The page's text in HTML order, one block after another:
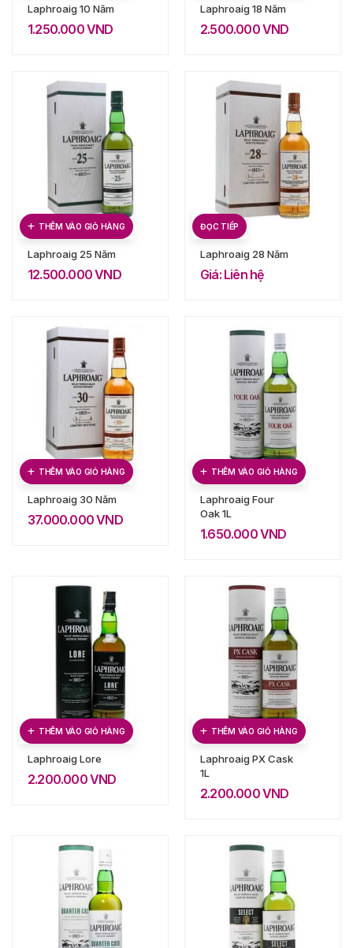
Laphroaig 10 Năm
1.250.000VND
Laphroaig 18 Năm
2.500.000VND
THÊM VÀO GIỎ HÀNG
Laphroaig 25 Năm
12.500.000VND
ĐỌC TIẾP
Laphroaig 28 Năm
Giá: Liên hệ
THÊM VÀO GIỎ HÀNG
Laphroaig 30 Năm
37.000.000VND
THÊM VÀO GIỎ HÀNG
Laphroaig Four
Oak 1L
1.650.000VND
THÊM VÀO GIỎ HÀNG
Laphroaig Lore
2.200.000VND
THÊM VÀO GIỎ HÀNG
Laphroaig PX Cask
1L
2.200.000VND